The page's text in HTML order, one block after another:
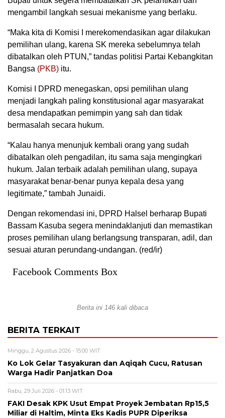
mengambil langkah sesuai mekanisme yang berlaku.
“Maka kita di Komisi I merekomendasikan agar dilakukan
pemilihan ulang, karena SK mereka sebelumnya telah
dibatalkan oleh PTUN,” tandas politisi Partai Kebangkitan
Bangsa (PKB) itu.
Komisi I DPRD menegaskan, opsi pemilihan ulang
menjadi langkah paling konstitusional agar masyarakat
desa mendapatkan pemimpin yang sah dan tidak
bermasalah secara hukum.
“Kalau hanya menunjuk kembali orang yang sudah
dibatalkan oleh pengadilan, itu sama saja mengingkari
hukum. Jalan terbaik adalah pemilihan ulang, supaya
masyarakat benar-benar punya kepala desa yang
legitimate,” tambah Junaidi.
Dengan rekomendasi ini, DPRD Halsel berharap Bupati
Bassam Kasuba segera menindaklanjuti dan memastikan
proses pemilihan ulang berlangsung transparan, adil, dan
sesuai aturan perundang-undangan. (red/ir)
Facebook Comments Box
Berita ini 146 kali dibaca
BERITA TERKAIT
Minggu, 2 Agustus 2026 - 15:00 WIT
Ko Lok Gelar Tasyakuran dan Aqiqah Cucu, Ratusan
Warga Hadir Panjatkan Doa
Rabu, 29 Juli 2026 - 01:13 WIT
FAKI Desak KPK Usut Empat Proyek Jembatan Rp15,5
Miliar di Haltim, Minta Eks Kadis PUPR Diperiksa